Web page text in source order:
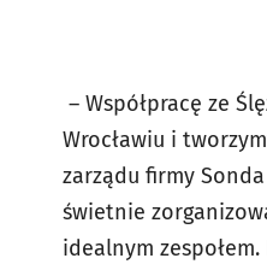
– Współpracę ze
Wrocławiu i
zarządu firmy
świetnie
idealnym